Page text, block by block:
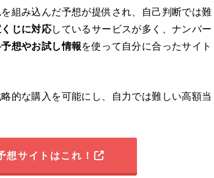
を組み込んだ予想が提供され、自己判断では難
じに対応しているサービスが多く、ナンバー
想やお試し情報を使って自分に合ったサイト
的な購入を可能にし、自力では難しい高額当
サイトはこれ！